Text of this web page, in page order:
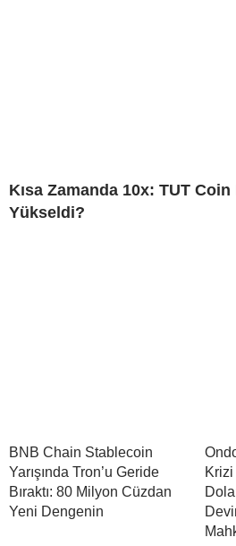
Kısa Zamanda 10x: TUT Coin
Yükseldi?
BNB Chain Stablecoin
Yarışında Tron’u Geride
Bıraktı: 80 Milyon Cüzdan
Yeni Dengenin